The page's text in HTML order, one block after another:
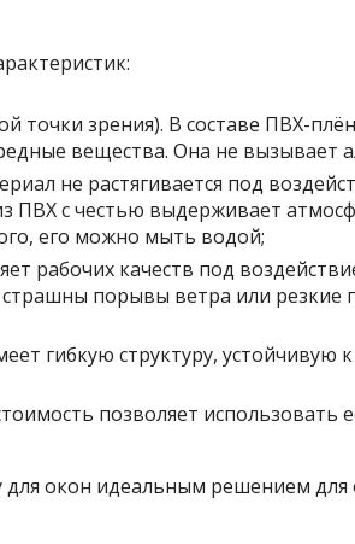
точки зрения). В составе ПВХ-
вещества. Она не вызывает
не растягивается под
ПВХ с честью выдерживает
его можно мыть водой;
рабочих качеств под
страшны порывы ветра или резкие
гибкую структуру, устойчивую
позволяет использовать
для окон идеальным решением